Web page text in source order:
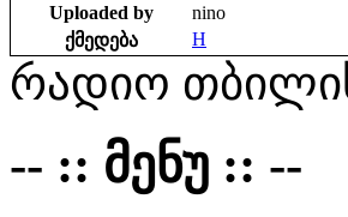
Uploaded by
nino
ქმედება
H
რადიო
-- :: მენუ :: --